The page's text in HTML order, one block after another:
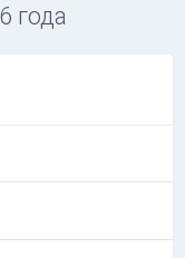
года